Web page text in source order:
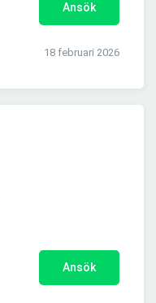
Ansök
18 februari 2026
Ansök